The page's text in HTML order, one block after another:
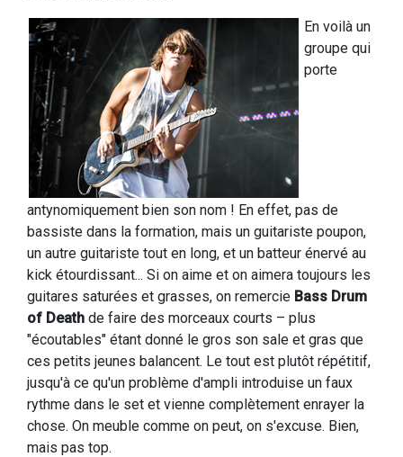
En voilà un
groupe qui
porte
antynomiquement bien son nom ! En effet, pas de
bassiste dans la formation, mais un guitariste poupon,
un autre guitariste tout en long, et un batteur énervé au
kick étourdissant... Si on aime et on aimera toujours les
guitares saturées et grasses, on remercie Bass Drum
of Death de faire des morceaux courts – plus
"écoutables" étant donné le gros son sale et gras que
ces petits jeunes balancent. Le tout est plutôt répétitif,
jusqu'à ce qu'un problème d'ampli introduise un faux
rythme dans le set et vienne complètement enrayer la
chose. On meuble comme on peut, on s'excuse. Bien,
mais pas top.